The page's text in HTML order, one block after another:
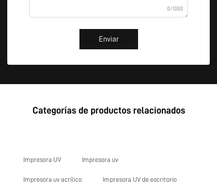
0/1000
Enviar
Categorías de productos relacionados
Impresora UV Impresora uv
Impresora uv acrílico Impresora UV de escritorio